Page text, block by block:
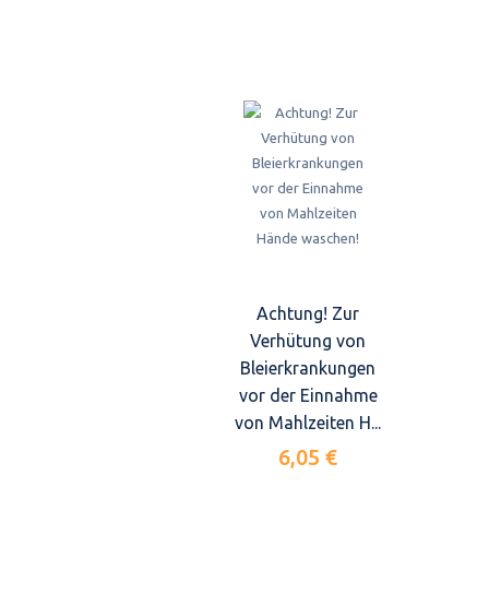
Achtung! Zur
Verhütung von
Bleierkrankungen
vor der Einnahme
von Mahlzeiten H...
6,05 €